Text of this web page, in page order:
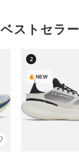
ベストセラー
2
NEW